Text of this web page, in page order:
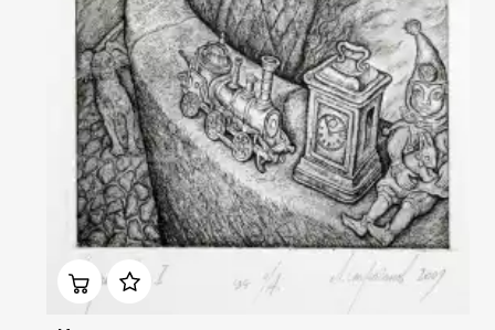
Домен: rakovgallery.ru